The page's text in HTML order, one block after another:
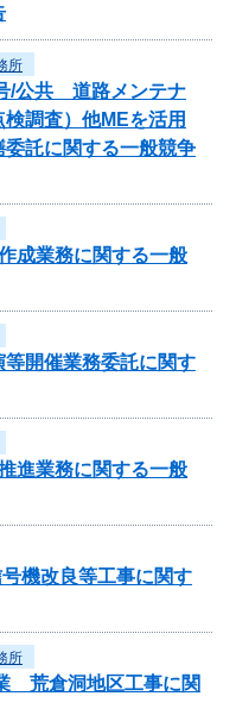
所
/公共 道路メンテナ
調査）他MEを活用
託に関する一般競争
成業務に関する一般
開催業務委託に関す
進業務に関する一般
機改良等工事に関す
所
荒倉洞地区工事に関